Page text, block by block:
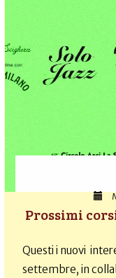
Prossimi
Questi i nuovi
settembre, in